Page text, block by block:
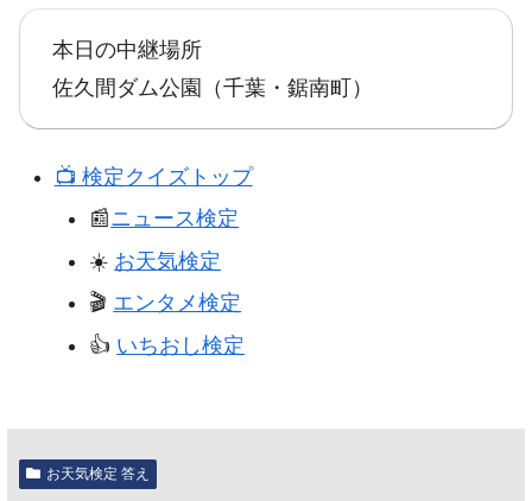
本日の中継場所
佐久間ダム公園（千葉・鋸南町）
📺️ 検定クイズトップ
📰ニュース検定
☀️ お天気検定
🎬️ エンタメ検定
👍️ いちおし検定
お天気検定 答え